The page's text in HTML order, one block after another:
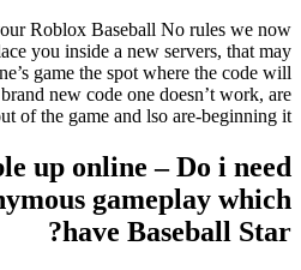
of your Roblox Baseball No rules
will place you inside a new servers,
of one’s game the spot where the
a brand new code one doesn’t
out of the game and lso are-
up online – Do i
gameplay
have Baseball